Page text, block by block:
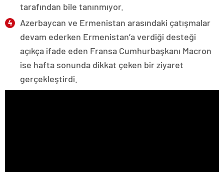
tarafından bile tanınmıyor.
Azerbaycan ve Ermenistan arasındaki çatışmalar
devam ederken Ermenistan’a verdiği desteği
açıkça ifade eden Fransa Cumhurbaşkanı Macron
ise hafta sonunda dikkat çeken bir ziyaret
gerçekleştirdi.